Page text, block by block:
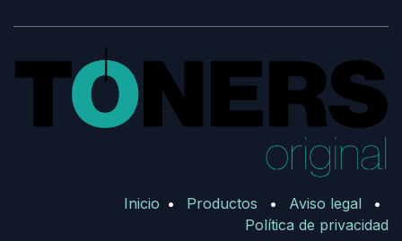
Inicio • Productos • Aviso legal
•
Política de privacidad